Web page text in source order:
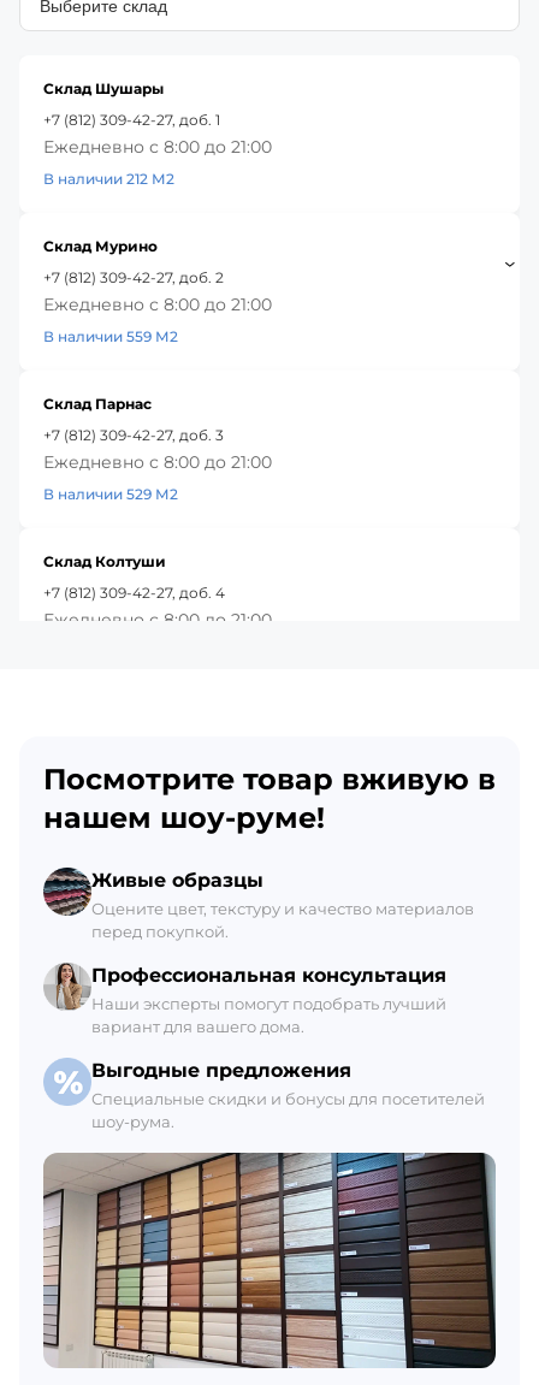
Склад Шушары
+7 (812) 309-42-27, доб. 1
Ежедневно с 8:00 до 21:00
В наличии 212 М2
Склад Мурино
+7 (812) 309-42-27, доб. 2
Ежедневно с 8:00 до 21:00
В наличии 559 М2
Склад Парнас
+7 (812) 309-42-27, доб. 3
Ежедневно с 8:00 до 21:00
В наличии 529 М2
Склад Колтуши
+7 (812) 309-42-27, доб. 4
Ежедневно с 8:00 до 21:00
Ежедневно с 8:00 до 21:00
В наличии 142 М2
Склад Гатчина
+7 (812) 309-42-27, доб. 6
Ежедневно с 8:00 до 21:00
В наличии 375 М2
Посмотрите товар вживую в
нашем шоу-руме!
Живые образцы
Оцените цвет, текстуру и качество материалов
перед покупкой.
Профессиональная консультация
Наши эксперты помогут подобрать лучший
вариант для вашего дома.
Выгодные предложения
Специальные скидки и бонусы для посетителей
шоу-рума.